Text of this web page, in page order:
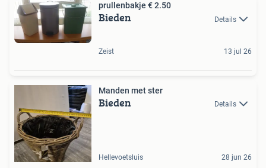
prullenbakje € 2.50
Bieden Details
Zeist 13 jul 26
Manden met ster
Bieden Details
Hellevoetsluis 28 jun 26